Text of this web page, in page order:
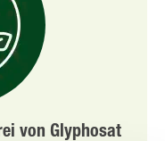
von Glyphosat